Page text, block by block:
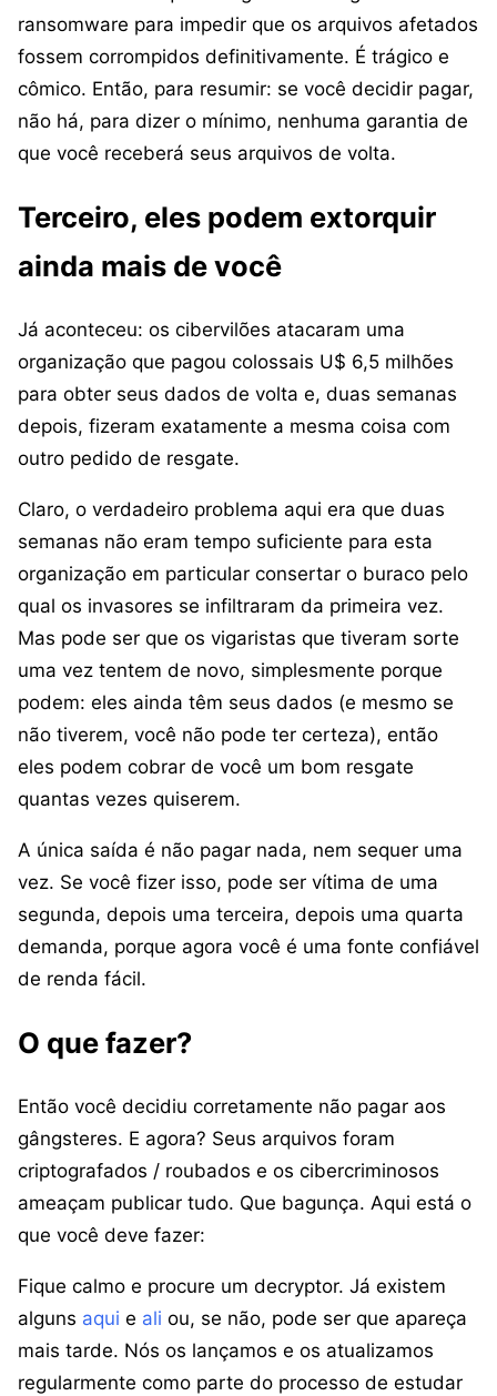
ransomware para impedir que os arquivos afetados
fossem corrompidos definitivamente. É trágico e
cômico. Então, para resumir: se você decidir pagar,
não há, para dizer o mínimo, nenhuma garantia de
que você receberá seus arquivos de volta.
Terceiro, eles podem extorquir
ainda mais de você
Já aconteceu: os cibervilões atacaram uma
organização que pagou colossais U$ 6,5 milhões
para obter seus dados de volta e, duas semanas
depois, fizeram exatamente a mesma coisa com
outro pedido de resgate.
Claro, o verdadeiro problema aqui era que duas
semanas não eram tempo suficiente para esta
organização em particular consertar o buraco pelo
qual os invasores se infiltraram da primeira vez.
Mas pode ser que os vigaristas que tiveram sorte
uma vez tentem de novo, simplesmente porque
podem: eles ainda têm seus dados (e mesmo se
não tiverem, você não pode ter certeza), então
eles podem cobrar de você um bom resgate
quantas vezes quiserem.
A única saída é não pagar nada, nem sequer uma
vez. Se você fizer isso, pode ser vítima de uma
segunda, depois uma terceira, depois uma quarta
demanda, porque agora você é uma fonte confiável
de renda fácil.
O que fazer?
Então você decidiu corretamente não pagar aos
gângsteres. E agora? Seus arquivos foram
criptografados / roubados e os cibercriminosos
ameaçam publicar tudo. Que bagunça. Aqui está o
que você deve fazer:
Fique calmo e procure um decryptor. Já existem
alguns aqui e ali ou, se não, pode ser que apareça
mais tarde. Nós os lançamos e os atualizamos
regularmente como parte do processo de estudar